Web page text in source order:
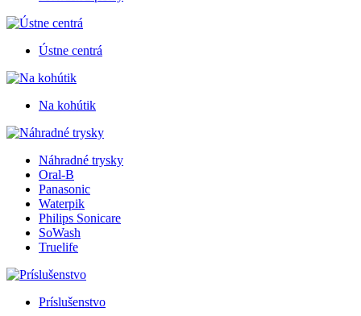
Ústne centrá
Na kohútik
Náhradné trysky
Oral-B
Panasonic
Waterpik
Philips Sonicare
SoWash
Truelife
Príslušenstvo